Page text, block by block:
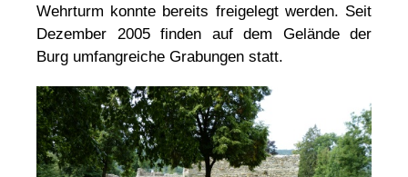
Wehrturm konnte bereits freigelegt werden. Seit
Dezember 2005 finden auf dem Gelände der
Burg umfangreiche Grabungen statt.